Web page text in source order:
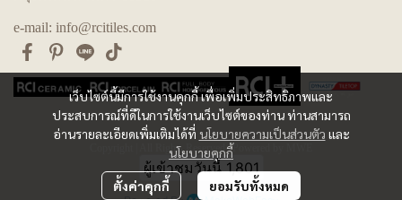
เว็บไซต์นี้มีการใช้งานคุกกี้ เพื่อเพิ่มประสิทธิภาพและ
ประสบการณ์ที่ดีในการใช้งานเว็บไซต์ของท่าน ท่านสามารถ
อ่านรายละเอียดเพิ่มเติมได้ที่ นโยบายความเป็นส่วนตัว และ
นโยบายคุกกี้
ตั้งค่าคุกกี้ ยอมรับทั้งหมด
e-mail: info@rcitiles.com
Copyright | All Rights Reserved | Powered by MWE
ผู้เข้าชมวันนี้1,801